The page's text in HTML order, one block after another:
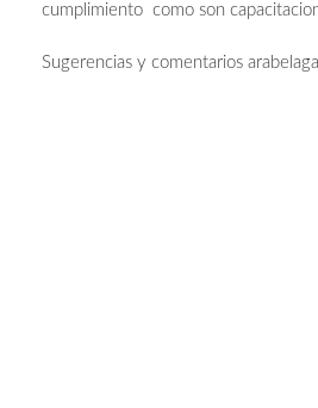
cumplimiento como son
Sugerencias y comentarios